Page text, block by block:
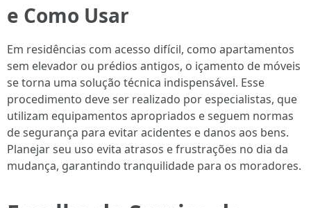
e Como Usar
Em residências com acesso difícil, como apartamentos
sem elevador ou prédios antigos, o içamento de móveis
se torna uma solução técnica indispensável. Esse
procedimento deve ser realizado por especialistas, que
utilizam equipamentos apropriados e seguem normas
de segurança para evitar acidentes e danos aos bens.
Planejar seu uso evita atrasos e frustrações no dia da
mudança, garantindo tranquilidade para os moradores.